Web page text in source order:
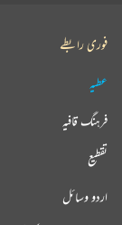
فوری رابطے
عطیہ
فرہنگ قافیہ
تقطیع
اردو وسائل